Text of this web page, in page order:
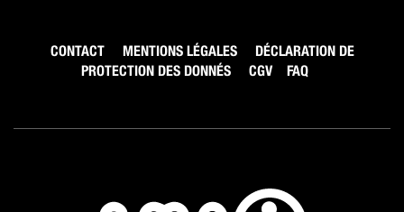
CONTACT MENTIONS LÉGALES
DÉCLARATION DE
PROTECTION DES DONNÉS
CGV FAQ